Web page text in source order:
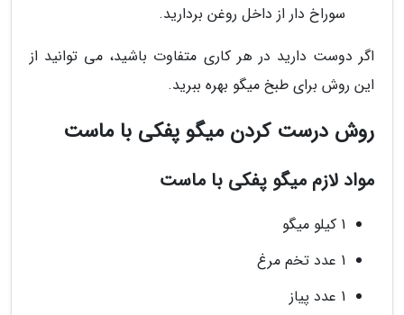
سوراخ دار از داخل روغن بردارید.
اگر دوست دارید در هر کاری متفاوت باشید، می توانید از
این روش برای طبخ میگو بهره ببرید.
روش درست کردن میگو پفکی با ماست
مواد لازم میگو پفکی با ماست
1 کیلو میگو
1 عدد تخم مرغ
1 عدد پیاز